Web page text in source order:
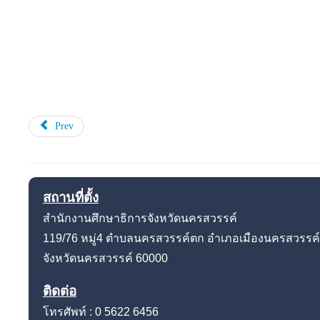
Prev
สถานที่ตั้ง
สำนักงานศึกษาธิการจังหวัดนครสวรรค์
119/76 หมู่4 ตำบลนครสวรรค์ตก อำเภอเมืองนครสวรรค์
จังหวัดนครสวรรค์ 60000
ติดต่อ
โทรศัพท์ : 0 5622 6456